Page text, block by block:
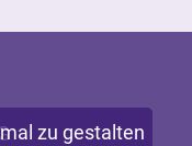
zu gestalten